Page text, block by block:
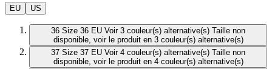
EU US
36 Size 36 EU Voir 3 couleur(s) alternative(s) Taille non
disponible, voir le produit en 3 couleur(s) alternative(s)
37 Size 37 EU Voir 4 couleur(s) alternative(s) Taille non
disponible, voir le produit en 4 couleur(s) alternative(s)